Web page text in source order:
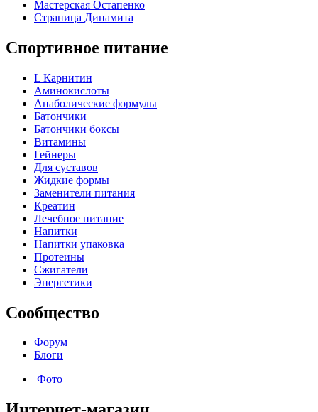
Мастерская Остапенко
Страница Динамита
Спортивное питание
L Карнитин
Аминокислоты
Анаболические формулы
Батончики
Батончики боксы
Витамины
Гейнеры
Для суставов
Жидкие формы
Заменители питания
Креатин
Лечебное питание
Напитки
Напитки упаковка
Протеины
Сжигатели
Энергетики
Сообщество
Форум
Блоги
Фото